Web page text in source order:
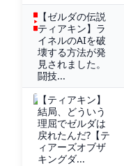
【ゼルダの伝説
ティアキン】ラ
イネルのAIを破
壊する方法が発
見されました。
闘技...
【ティアキン】
結局、どういう
理屈でゼルダは
戻れたんだ?【テ
ィアーズオブザ
キングダ...